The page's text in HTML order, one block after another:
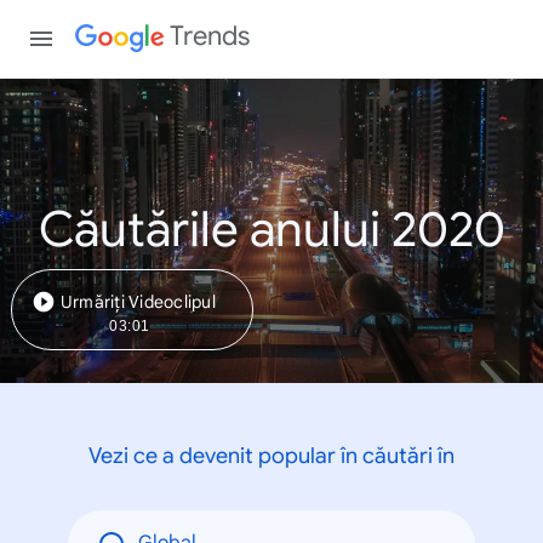
Trends
Căutările anului 2020
Urmăriți Videoclipul
03:01
Vezi ce a devenit popular în căutări în